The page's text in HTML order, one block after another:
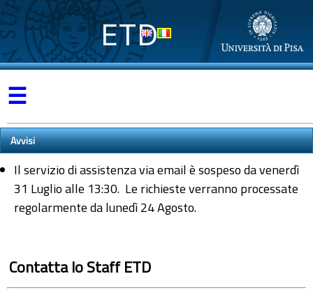
ETD
☰
Avvisi
Il servizio di assistenza via email è sospeso da venerdì
31 Luglio alle 13:30. Le richieste verranno processate
regolarmente da lunedì 24 Agosto.
Contatta lo Staff ETD